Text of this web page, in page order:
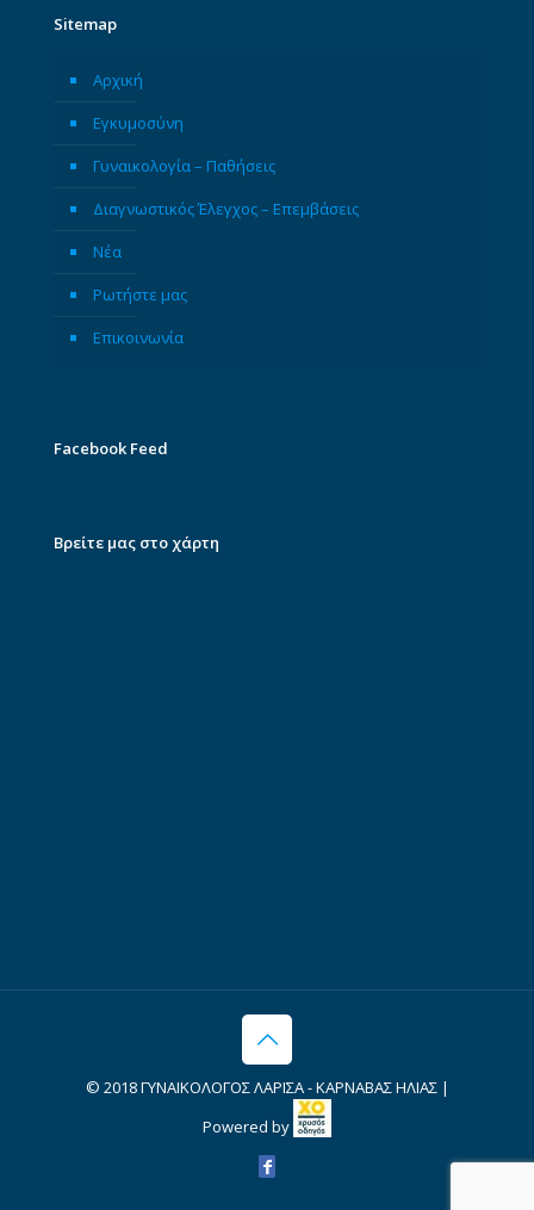
Sitemap
Αρχική
Εγκυμοσύνη
Γυναικολογία – Παθήσεις
Διαγνωστικός Έλεγχος – Επεμβάσεις
Νέα
Ρωτήστε μας
Επικοινωνία
Facebook Feed
Βρείτε μας στο χάρτη
© 2018 ΓΥΝΑΙΚΟΛΟΓΟΣ ΛΑΡΙΣΑ - ΚΑΡΝΑΒΑΣ ΗΛΙΑΣ |
Powered by